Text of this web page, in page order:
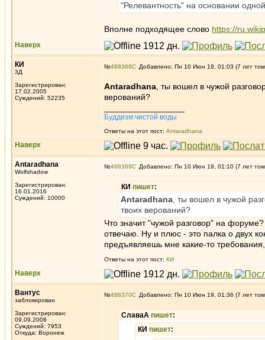
"Релевантность" на основании
Вполне подходящее слово https://
Наверх
КИ
3Д
Зарегистрирован:
17.02.2005
Суждений: 52235
№488368 Добавлено: Пн 10 Июн 19, 01:03 (7 лет
Antaradhana , ты вошел в чужой
верований?
Буддизм чистой воды
Ответы на этот пост: Antaradhana
Наверх
Antaradhana
Wolfshadow
Зарегистрирован:
16.01.2016
Суждений: 10000
№488369 Добавлено: Пн 10 Июн 19, 01:10 (7 лет
КИ пишет:
Antaradhana , ты вошел в чужой
твоих верований?
Что значит "чужой разговор" на
отвечаю. Ну и плюс - это палка о двух
предъявляешь мне какие-то
Ответы на этот пост: КИ
Наверх
Вантус
заблокирован
Зарегистрирован:
09.09.2008
Суждений: 7953
Откуда: Воронеж
№488370 Добавлено: Пн 10 Июн 19, 01:36 (7 лет
СлаваА пишет:
КИ пишет: